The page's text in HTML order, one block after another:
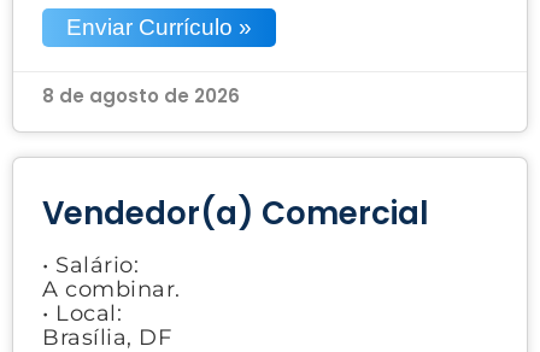
Enviar Currículo »
8 de agosto de 2026
Vendedor(a) Comercial
• Salário:
A combinar.
• Local:
Brasília, DF